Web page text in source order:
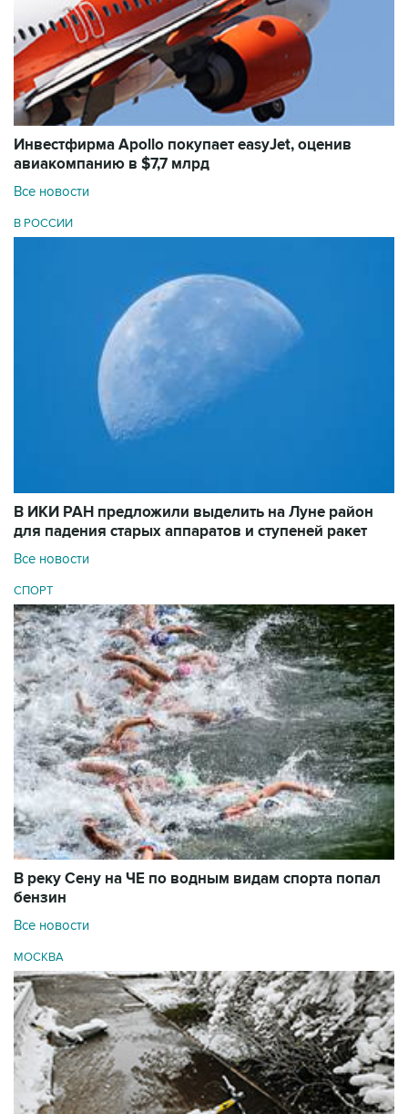
Инвестфирма Apollo покупает easyJet, оценив
авиакомпанию в $7,7 млрд
Все новости
В РОССИИ
В ИКИ РАН предложили выделить на Луне район
для падения старых аппаратов и ступеней ракет
Все новости
СПОРТ
В реку Сену на ЧЕ по водным видам спорта попал
бензин
Все новости
МОСКВА